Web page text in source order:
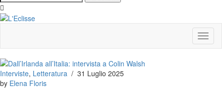
Interviste, Letteratura / 31 Luglio 2025
by Elena Floris